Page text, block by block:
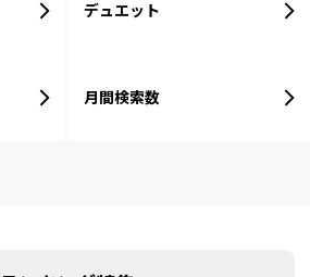
デュエット
月間検索数